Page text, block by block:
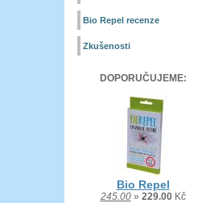
Bio Repel recenze
Zkušenosti
DOPORUČUJEME:
Bio Repel
245.00» 229.00Kč